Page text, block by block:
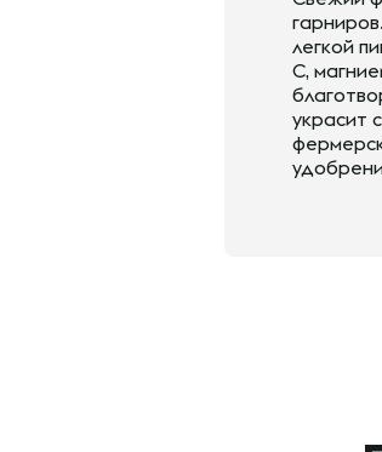
легкой
С,
украсит